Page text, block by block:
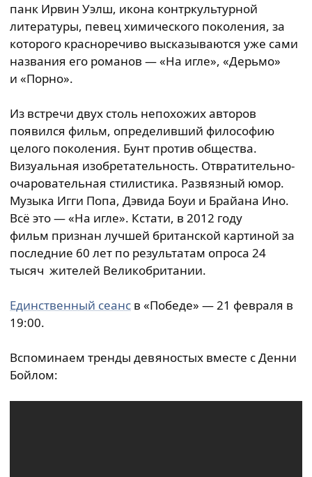
панк Ирвин Уэлш, икона контркультурной
литературы, певец химического поколения, за
которого красноречиво высказываются уже сами
названия его романов — «На игле», «Дерьмо»
и «Порно».
Из встречи двух столь непохожих авторов
появился фильм, определивший философию
целого поколения. Бунт против общества.
Визуальная изобретательность. Отвратительно-
очаровательная стилистика. Развязный юмор.
Музыка Игги Попа, Дэвида Боуи и Брайана Ино.
Всё это — «На игле». Кстати, в 2012 году
фильм признан лучшей британской картиной за
последние 60 лет по результатам опроса 24
тысяч жителей Великобритании.
Единственный сеанс в «Победе» — 21 февраля в
19:00.
Вспоминаем тренды девяностых вместе с Денни
Бойлом: